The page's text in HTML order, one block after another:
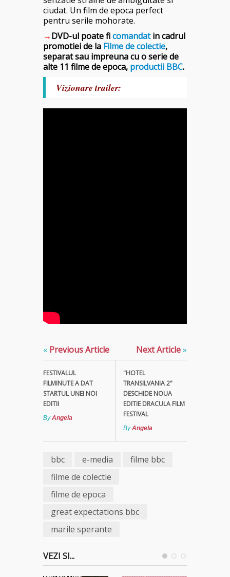
ciudat. Un film de epoca perfect
pentru serile mohorate.
→DVD-ul poate ficomandatin cadrul
promotiei de la Filme de colectie,
separat sau impreuna cu o serie de
alte 11 filme de epoca, productii BBC.
Vizionare trailer:
« Previous Article
FESTIVALUL
FILMINUTE A DAT
STARTUL UNEI NOI
EDITII
ByAngela
Next Article»
"HOTEL
TRANSILVANIA 2"
DESCHIDE NOUA
EDITIE DRACULA FILM
FESTIVAL
ByAngela
bbc e-media
filme bbc
filme de colectie
filme de epoca
great expectations bbc
marile sperante
VEZI SI...